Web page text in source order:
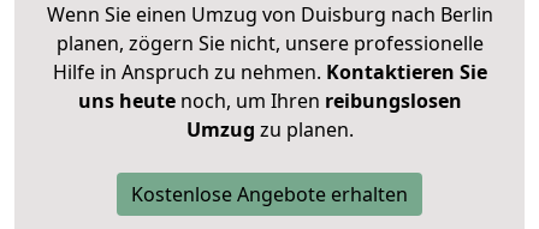
Wenn Sie einen Umzug von Duisburg nach Berlin
planen, zögern Sie nicht, unsere professionelle
Hilfe in Anspruch zu nehmen. Kontaktieren Sie
uns heutenoch, um Ihren reibungslosen
Umzug zu planen.
Kostenlose Angebote erhalten